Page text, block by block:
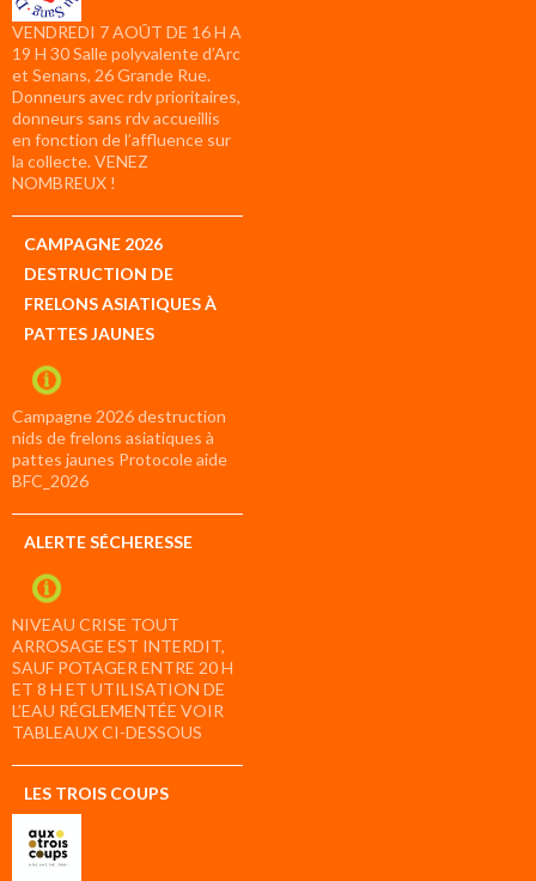
VENDREDI 7 AOÛT DE 16 H A
19 H 30 Salle polyvalente d’Arc
et Senans, 26 Grande Rue.
Donneurs avec rdv prioritaires,
donneurs sans rdv accueillis
en fonction de l’affluence sur
la collecte. VENEZ
NOMBREUX !
CAMPAGNE 2026
DESTRUCTION DE
FRELONS ASIATIQUES À
PATTES JAUNES
Campagne 2026 destruction
nids de frelons asiatiques à
pattes jaunes Protocole aide
BFC_2026
ALERTE SÉCHERESSE
NIVEAU CRISE TOUT
ARROSAGE EST INTERDIT,
SAUF POTAGER ENTRE 20 H
ET 8 H ET UTILISATION DE
L’EAU RÉGLEMENTÉE VOIR
TABLEAUX CI-DESSOUS
LES TROIS COUPS